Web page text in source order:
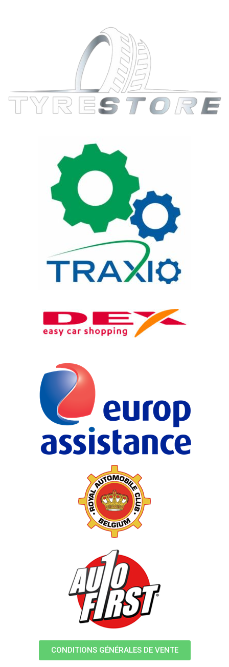
CONDITIONS GÉNÉRALES DE VENTE